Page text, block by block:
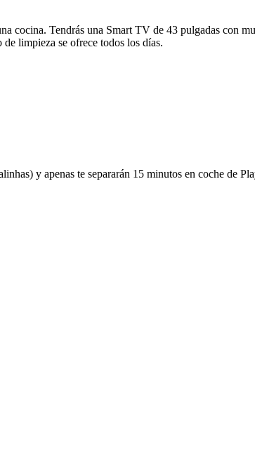
cocina. Tendrás una Smart TV de 43 pulgadas con
limpieza se ofrece todos los días.
y apenas te separarán 15 minutos en coche de